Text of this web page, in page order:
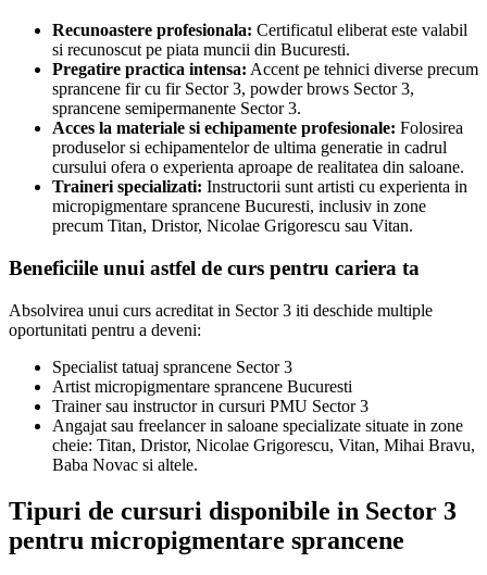
Recunoastere profesionala: Certificatul eliberat este valabil
si recunoscut pe piata muncii din Bucuresti.
Pregatire practica intensa: Accent pe tehnici diverse precum
sprancene fir cu fir Sector 3, powder brows Sector 3,
sprancene semipermanente Sector 3.
Acces la materiale si echipamente profesionale: Folosirea
produselor si echipamentelor de ultima generatie in cadrul
cursului ofera o experienta aproape de realitatea din saloane.
Traineri specializati: Instructorii sunt artisti cu experienta in
micropigmentare sprancene Bucuresti, inclusiv in zone
precum Titan, Dristor, Nicolae Grigorescu sau Vitan.
Beneficiile unui astfel de curs pentru cariera ta
Absolvirea unui curs acreditat in Sector 3 iti deschide multiple
oportunitati pentru a deveni:
Specialist tatuaj sprancene Sector 3
Artist micropigmentare sprancene Bucuresti
Trainer sau instructor in cursuri PMU Sector 3
Angajat sau freelancer in saloane specializate situate in zone
cheie: Titan, Dristor, Nicolae Grigorescu, Vitan, Mihai Bravu,
Baba Novac si altele.
Tipuri de cursuri disponibile in Sector 3
pentru micropigmentare sprancene